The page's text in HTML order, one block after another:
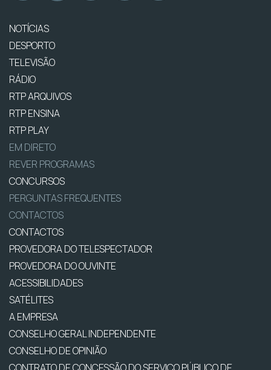
NOTÍCIAS
DESPORTO
TELEVISÃO
RÁDIO
RTP ARQUIVOS
RTP ENSINA
RTP PLAY
EM DIRETO
REVER PROGRAMAS
CONCURSOS
PERGUNTAS FREQUENTES
CONTACTOS
CONTACTOS
PROVEDORA DO TELESPECTADOR
PROVEDORA DO OUVINTE
ACESSIBILIDADES
SATÉLITES
A EMPRESA
CONSELHO GERAL INDEPENDENTE
CONSELHO DE OPINIÃO